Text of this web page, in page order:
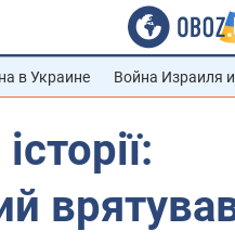
в Украине Война Израиля